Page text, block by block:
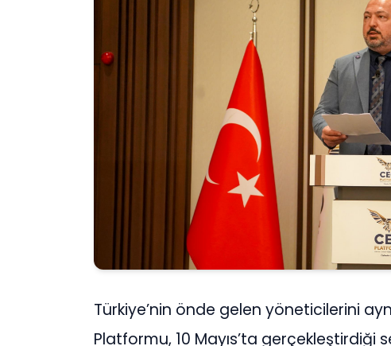
Türkiye’nin önde gelen yöneticilerini
Platformu, 10 Mayıs’ta gerçekleştirdiği